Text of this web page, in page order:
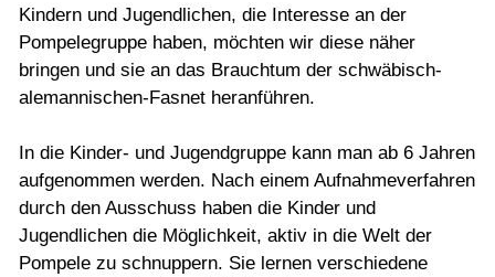
Kindern und Jugendlichen, die Interesse an der
Pompelegruppe haben, möchten wir diese näher
bringen und sie an das Brauchtum der schwäbisch-
alemannischen-Fasnet heranführen.
In die Kinder- und Jugendgruppe kann man ab 6 Jahren
aufgenommen werden. Nach einem Aufnahmeverfahren
durch den Ausschuss haben die Kinder und
Jugendlichen die Möglichkeit, aktiv in die Welt der
Pompele zu schnuppern. Sie lernen verschiedene